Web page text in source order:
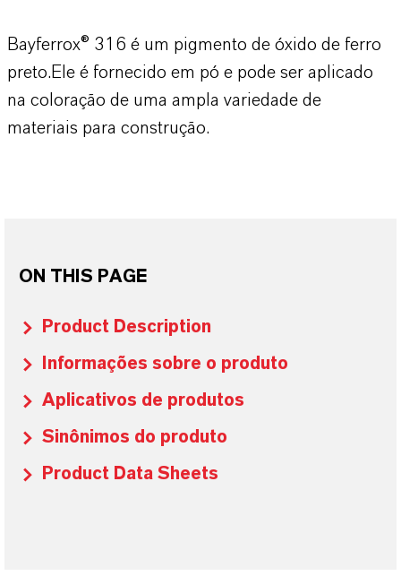
Bayferrox® 316 é um pigmento de óxido de ferro
preto.Ele é fornecido em pó e pode ser aplicado
na coloração de uma ampla variedade de
materiais para construção.
ON THIS PAGE
Product Description
Informações sobre o produto
Aplicativos de produtos
Sinônimos do produto
Product Data Sheets